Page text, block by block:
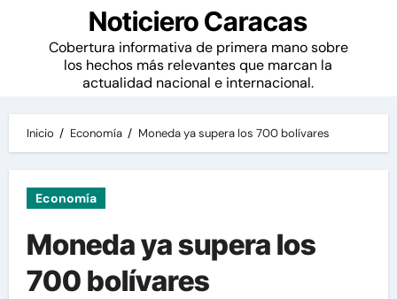
Noticiero Caracas
Cobertura informativa de primera mano sobre
los hechos más relevantes que marcan la
actualidad nacional e internacional.
Inicio Economía Moneda ya supera los 700 bolívares
Economía
Moneda ya supera los
700 bolívares